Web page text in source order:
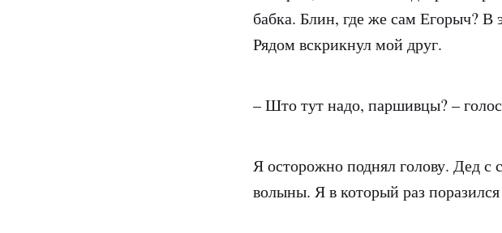
бабка. Блин, где же сам Егорыч? В
Рядом вскрикнул мой друг.
– Што тут надо, паршивцы? –
Я осторожно поднял голову. Дед с
волыны. Я в который раз